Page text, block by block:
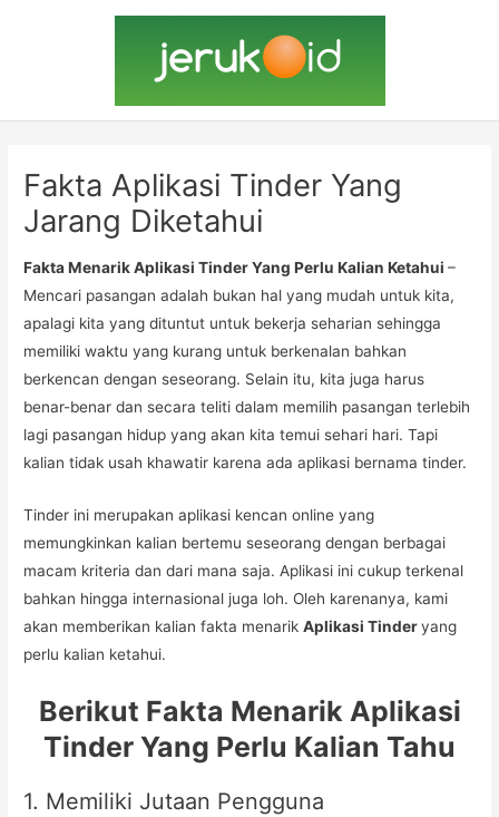
Fakta Aplikasi Tinder Yang
Jarang Diketahui
Fakta Menarik Aplikasi Tinder Yang Perlu Kalian Ketahui–
Mencari pasangan adalah bukan hal yang mudah untuk kita,
apalagi kita yang dituntut untuk bekerja seharian sehingga
memiliki waktu yang kurang untuk berkenalan bahkan
berkencan dengan seseorang. Selain itu, kita juga harus
benar-benar dan secara teliti dalam memilih pasangan terlebih
lagi pasangan hidup yang akan kita temui sehari hari. Tapi
kalian tidak usah khawatir karena ada aplikasi bernama tinder.
Tinder ini merupakan aplikasi kencan online yang
memungkinkan kalian bertemu seseorang dengan berbagai
macam kriteria dan dari mana saja. Aplikasi ini cukup terkenal
bahkan hingga internasional juga loh. Oleh karenanya, kami
akan memberikan kalian fakta menarikAplikasi Tinderyang
perlu kalian ketahui.
Berikut Fakta Menarik Aplikasi
Tinder Yang Perlu Kalian Tahu
1. Memiliki Jutaan Pengguna